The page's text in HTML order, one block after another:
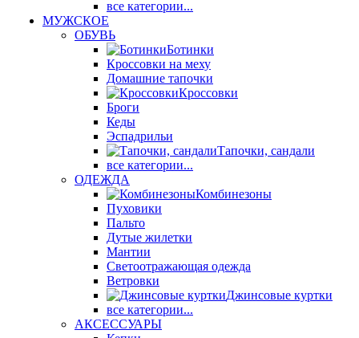
все категории...
МУЖСКОЕ
ОБУВЬ
Ботинки
Кроссовки на меху
Домашние тапочки
Кроссовки
Броги
Кеды
Эспадрильи
Тапочки, сандали
все категории...
ОДЕЖДА
Комбинезоны
Пуховики
Пальто
Дутые жилетки
Мантии
Светоотражающая одежда
Ветровки
Джинсовые куртки
все категории...
АКСЕССУАРЫ